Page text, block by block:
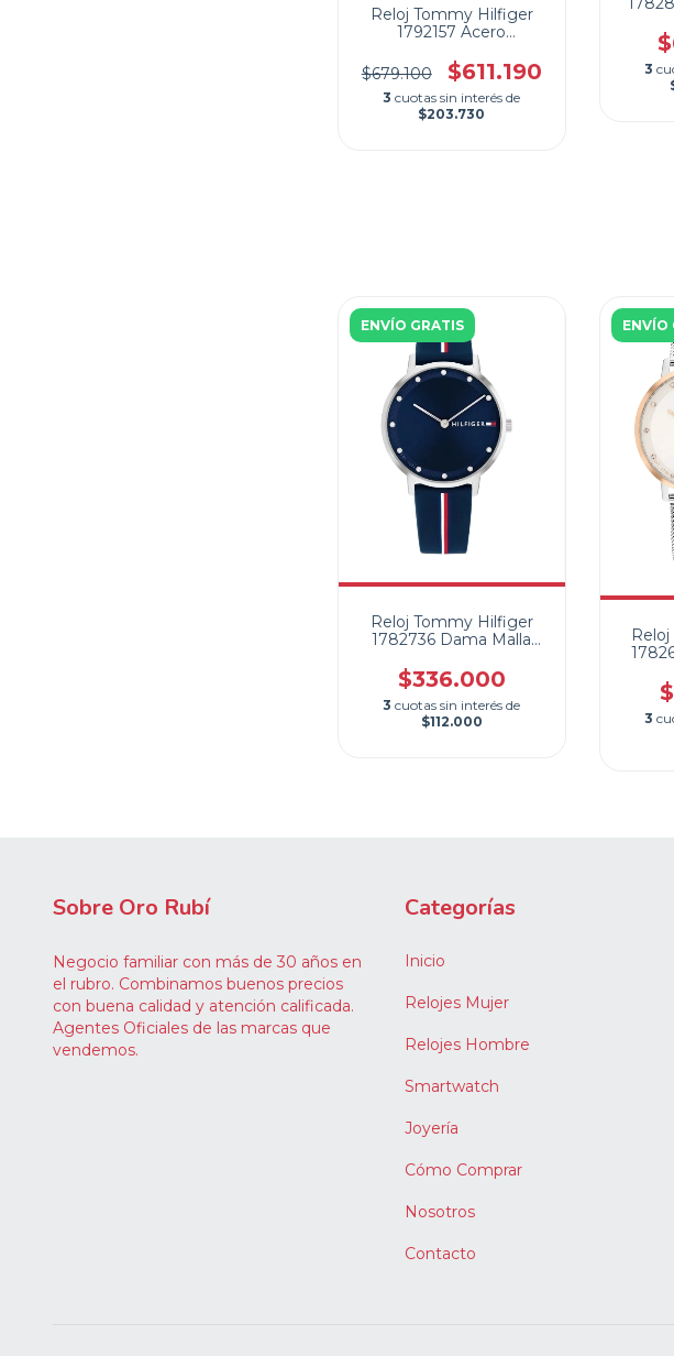
Reloj Tommy Hilfiger
1792157 Acero
$679.100
$611.190
3 cuotas sin interés de
$203.730
3
ENVÍO GRATIS
Reloj Tommy Hilfiger
1782736 Dama Malla
$336.000
3 cuotas sin interés de
$112.000
ENVÍO
3
Sobre Oro Rubí
Negocio familiar con más de 30 años en
el rubro. Combinamos buenos precios
con buena calidad y atención calificada.
Agentes Oficiales de las marcas que
vendemos.
Categorías
Inicio
Relojes Mujer
Relojes Hombre
Smartwatch
Joyería
Cómo Comprar
Nosotros
Contacto